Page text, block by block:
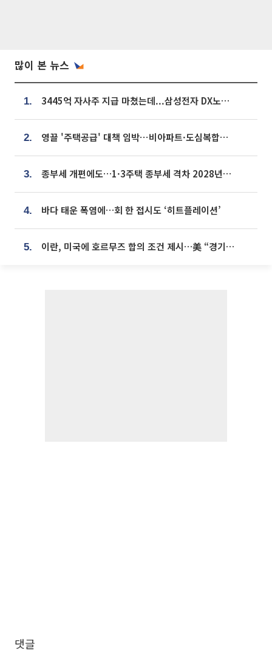
많이 본 뉴스
1. 3445억 자사주 지급 마쳤는데...삼성전자 DX노조, 뒤늦은 '떼쓰기 집회'
2. 영끌 '주택공급' 대책 임박⋯비아파트·도심복합까지 총동원
3. 종부세 개편에도…1·3주택 종부세 격차 2028년부터 확대
4. 바다 태운 폭염에…회 한 접시도 ‘히트플레이션’
5. 이란, 미국에 호르무즈 합의 조건 제시…美 “경기 아직 안 끝나” [종합]
댓글